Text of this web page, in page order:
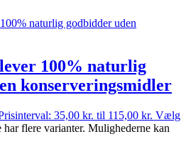
100% naturlig
konserveringsmidler
35,00 kr. til 115,00 kr. Vælg
har flere varianter. Mulighederne kan